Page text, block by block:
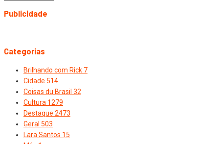
Publicidade
Categorias
Brilhando com Rick 7
Cidade 514
Coisas du Brasil 32
Cultura 1279
Destaque 2473
Geral 503
Lara Santos 15